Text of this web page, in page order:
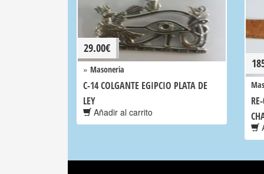
29.00€
» Masoneria
C-14 COLGANTE EGIPCIO PLATA DE
LEY
Añadir al carrito